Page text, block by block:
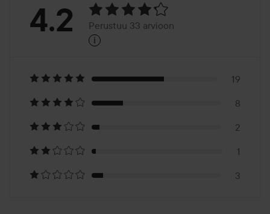
Arvosana:
Perustuu
33
arvioon
4.2 Perustuu 33 arvioon
i
19
8
2
1
3